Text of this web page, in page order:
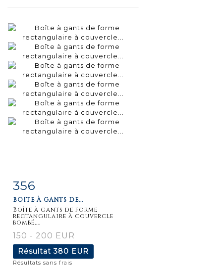
Fiche
détaillée
356
BOÎTE À GANTS DE...
Boîte à gants de forme
rectangulaire à couvercle
bombé,...
150 - 200 EUR
Résultat380 EUR
Résultats sans frais